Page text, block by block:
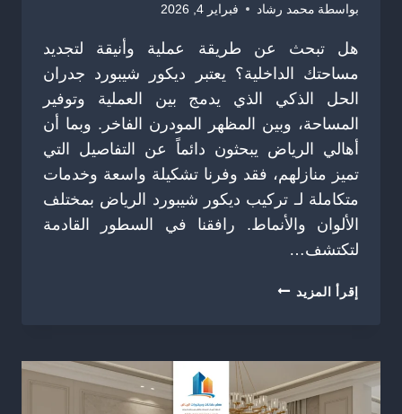
بواسطة محمد رشاد فبراير 4, 2026
هل تبحث عن طريقة عملية وأنيقة لتجديد
مساحتك الداخلية؟ يعتبر ديكور شيبورد جدران
الحل الذكي الذي يدمج بين العملية وتوفير
المساحة، وبين المظهر المودرن الفاخر. وبما أن
أهالي الرياض يبحثون دائماً عن التفاصيل التي
تميز منازلهم، فقد وفرنا تشكيلة واسعة وخدمات
متكاملة لـ تركيب ديكور شيبورد الرياض بمختلف
الألوان والأنماط. رافقنا في السطور القادمة
لتكتشف…
إقرأ المزيد تركيب
0504774436